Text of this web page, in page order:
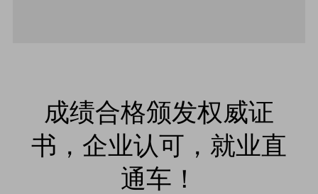
成绩合格颁发权威证
书，企业认可，就业直
通车！